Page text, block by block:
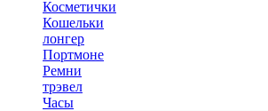
Косметички
Кошельки
лонгер
Портмоне
Ремни
трэвел
Часы